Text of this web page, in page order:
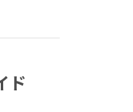
ド